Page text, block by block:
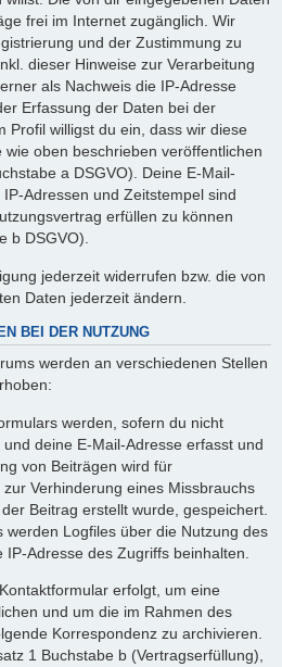
frei im Internet zugänglich. Wir
und der Zustimmung zu
dieser Hinweise zur Verarbeitung
als Nachweis die IP-Adresse
Erfassung der Daten bei der
Profil willigst du ein, dass wir diese
oben beschrieben veröffentlichen
a DSGVO). Deine E-Mail-
Adressen und Zeitstempel sind
erfüllen zu können
b DSGVO).
jederzeit widerrufen bzw. die von
Daten jederzeit ändern.
BEI DER NUTZUNG
werden an verschiedenen Stellen
werden, sofern du nicht
deine E-Mail-Adresse erfasst und
von Beiträgen wird für
Verhinderung eines Missbrauchs
Beitrag erstellt wurde, gespeichert.
werden Logfiles über die Nutzung des
Adresse des Zugriffs beinhalten.
erfolgt, um eine
und um die im Rahmen des
Korrespondenz zu archivieren.
1 Buchstabe b (Vertragserfüllung),